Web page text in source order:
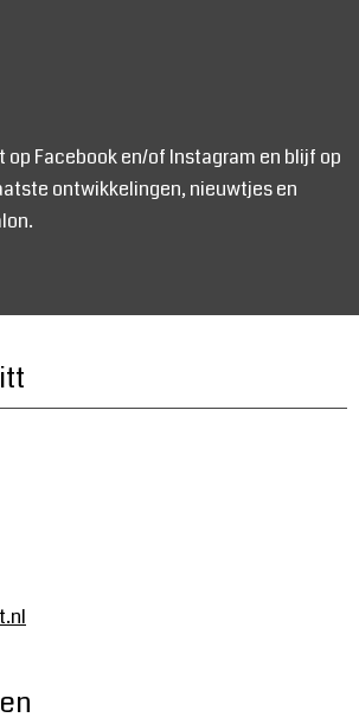
op Facebook en/of Instagram en blijf op
ontwikkelingen, nieuwtjes en